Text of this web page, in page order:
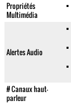
Propriétés
Multimédia
Alertes Audio
# Canaux haut-
parleur